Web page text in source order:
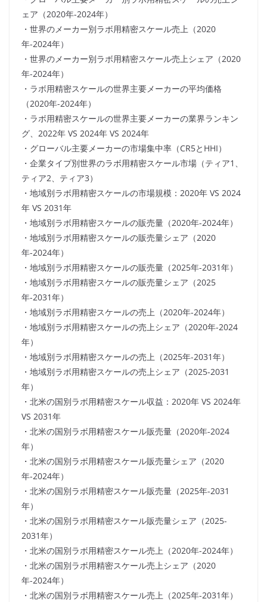
ェア（2020年-2024年）
・世界のメーカー別ラボ用精密スケール売上（2020
年-2024年）
・世界のメーカー別ラボ用精密スケール売上シェア（2020
年-2024年）
・ラボ用精密スケールの世界主要メーカーの平均価格
（2020年-2024年）
・ラボ用精密スケールの世界主要メーカーの業界ランキン
グ、2022年 VS 2024年 VS 2024年
・グローバル主要メーカーの市場集中率（CR5とHHI）
・企業タイプ別世界のラボ用精密スケール市場（ティア1、
ティア2、ティア3）
・地域別ラボ用精密スケールの市場規模：2020年 VS 2024
年 VS 2031年
・地域別ラボ用精密スケールの販売量（2020年-2024年）
・地域別ラボ用精密スケールの販売量シェア（2020
年-2024年）
・地域別ラボ用精密スケールの販売量（2025年-2031年）
・地域別ラボ用精密スケールの販売量シェア（2025
年-2031年）
・地域別ラボ用精密スケールの売上（2020年-2024年）
・地域別ラボ用精密スケールの売上シェア（2020年-2024
年）
・地域別ラボ用精密スケールの売上（2025年-2031年）
・地域別ラボ用精密スケールの売上シェア（2025-2031
年）
・北米の国別ラボ用精密スケール収益：2020年 VS 2024年
VS 2031年
・北米の国別ラボ用精密スケール販売量（2020年-2024
年）
・北米の国別ラボ用精密スケール販売量シェア（2020
年-2024年）
・北米の国別ラボ用精密スケール販売量（2025年-2031
年）
・北米の国別ラボ用精密スケール販売量シェア（2025-
2031年）
・北米の国別ラボ用精密スケール売上（2020年-2024年）
・北米の国別ラボ用精密スケール売上シェア（2020
年-2024年）
・北米の国別ラボ用精密スケール売上（2025年-2031年）